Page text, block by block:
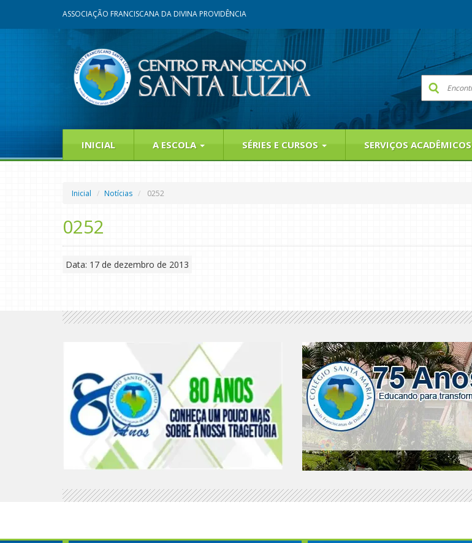
ASSOCIAÇÃO FRANCISCANA DA DIVINA PROVIDÊNCIA
INICIAL A ESCOLA SÉRIES E CURSOS SERVIÇOS ACADÊMICOS
Inicial Notícias 0252
0252
Data: 17 de dezembro de 2013